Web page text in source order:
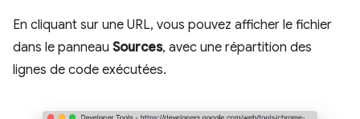
En cliquant sur une URL, vous pouvez afficher le fichier
dans le panneau Sources, avec une répartition des
lignes de code exécutées.